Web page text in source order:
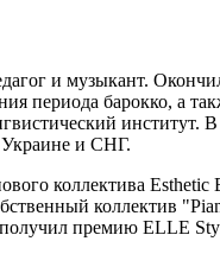
и музыкант.
периода барокко, а
институт. В
Украине и СНГ.
коллектива Esthetic
коллектив "
премию ELLE